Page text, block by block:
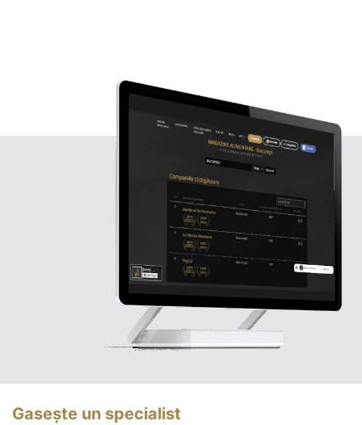
Gasește un specialist